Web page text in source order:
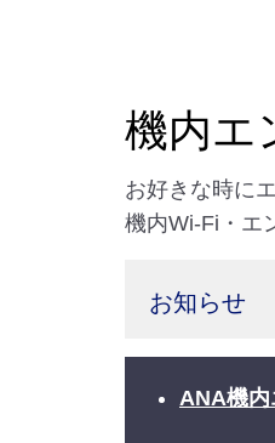
機内エ
お好きな時に
機内Wi-Fi・エ
お知らせ
ANA機内